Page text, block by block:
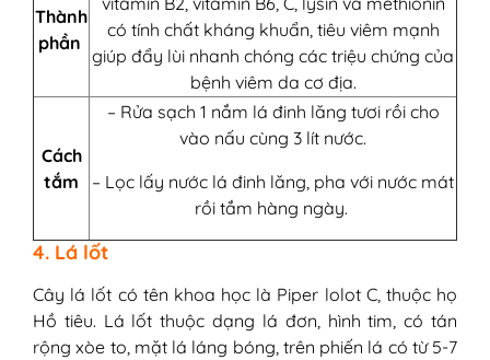
Thành
phần
có tính chất kháng khuẩn, tiêu viêm mạnh
giúp đẩy lùi nhanh chóng các triệu chứng của
bệnh viêm da cơ địa.
Cách
tắm
– Rửa sạch 1 nắm lá đinh lăng tươi rồi cho
vào nấu cùng 3 lít nước.
– Lọc lấy nước lá đinh lăng, pha với nước mát
rồi tắm hàng ngày.
4. Lá lốt
Cây lá lốt có tên khoa học là Piper lolot C, thuộc họ
Hồ tiêu. Lá lốt thuộc dạng lá đơn, hình tim, có tán
rộng xòe to, mặt lá láng bóng, trên phiến lá có từ 5-7